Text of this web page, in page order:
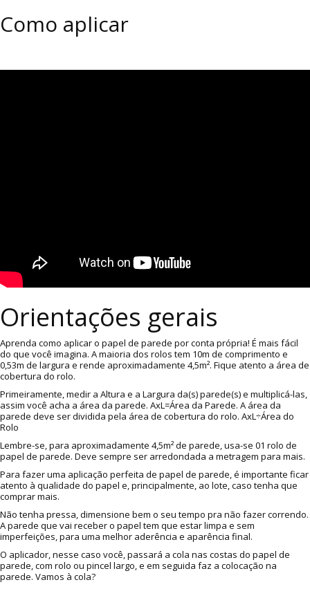
Como aplicar
Orientações gerais
Aprenda como aplicar o papel de parede por conta própria! É mais fácil
do que você imagina. A maioria dos rolos tem 10m de comprimento e
0,53m de largura e rende aproximadamente 4,5m². Fique atento a área de
cobertura do rolo.
Primeiramente, medir a Altura e a Largura da(s) parede(s) e multiplicá-las,
assim você acha a área da parede. AxL=Área da Parede. A área da
parede deve ser dividida pela área de cobertura do rolo. AxL÷Área do
Rolo
Lembre-se, para aproximadamente 4,5m² de parede, usa-se 01 rolo de
papel de parede. Deve sempre ser arredondada a metragem para mais.
Para fazer uma aplicação perfeita de papel de parede, é importante ficar
atento à qualidade do papel e, principalmente, ao lote, caso tenha que
comprar mais.
Não tenha pressa, dimensione bem o seu tempo pra não fazer correndo.
A parede que vai receber o papel tem que estar limpa e sem
imperfeições, para uma melhor aderência e aparência final.
O aplicador, nesse caso você, passará a cola nas costas do papel de
parede, com rolo ou pincel largo, e em seguida faz a colocação na
parede. Vamos à cola?